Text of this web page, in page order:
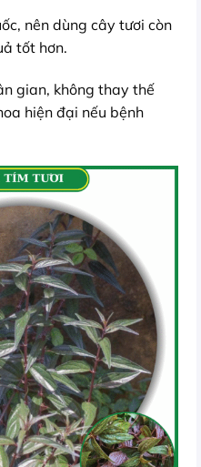
nên dùng cây tươi còn
tốt hơn.
gian, không thay thế
hiện đại nếu bệnh